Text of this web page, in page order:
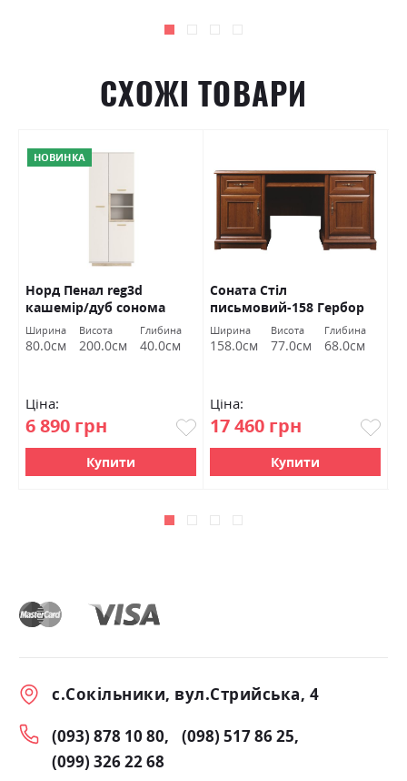
СХОЖІ ТОВАРИ
НОВИНКА
Норд Пенал reg3d
кашемір/дуб сонома
Гербор
Ширина
80.0см
Висота
200.0см
Глибина
40.0см
Ціна:
6 890 грн
Купити
Соната Стіл
письмовий-158 Гербор
Ширина
158.0см
Висота
77.0см
Глибина
68.0см
Ціна:
17 460 грн
Купити
с.Сокільники, вул.Стрийська, 4
(093) 878 10 80
(098) 517 86 25
(099) 326 22 68